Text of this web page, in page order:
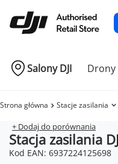
Salony DJI Drony
Strona główna Stacje zasilania
+ Dodaj do porównania
Stacja zasilania
Kod EAN: 6937224125698